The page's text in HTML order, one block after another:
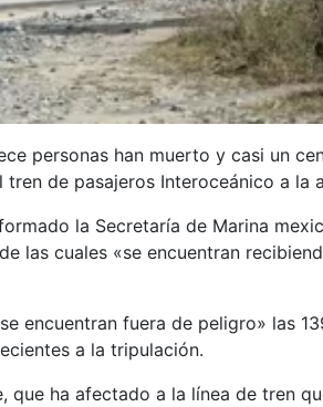
personas han muerto y casi un
tren de pasajeros Interoceánico a la
la Secretaría de Marina
las cuales «se encuentran
encuentran fuera de peligro» las
a la tripulación.
que ha afectado a la línea de tren